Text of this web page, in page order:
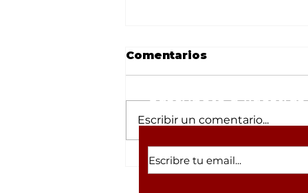
El Milagro de los 15
Días: Rescatan con
Comentarios
Escribir un comentario...
Suscríbete a